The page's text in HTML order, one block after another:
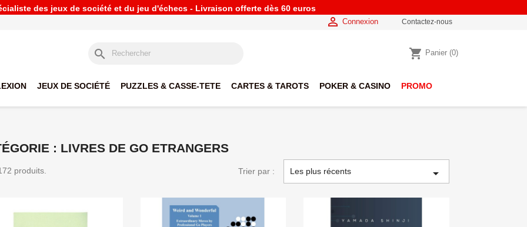
des jeux de société et du jeu d'échecs - Livraison offerte dès 60 euros
 Connexion Contactez-nous
search shopping_cart Panier (0)
JEUX DE SOCIÉTÉ PUZZLES & CASSE-TETE CARTES & TAROTS POKER & CASINO PROMO
: LIVRES DE GO ETRANGERS
produits. Trier par : Les plus récents 